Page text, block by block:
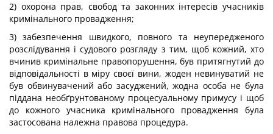
2) охорона прав, свобод та законних інтересів учасників
кримінального провадження;
3) забезпечення швидкого, повного та неупередженого
розслідування і судового розгляду з тим, щоб кожний, хто
вчинив кримінальне правопорушення, був притягнутий до
відповідальності в міру своєї вини, жоден невинуватий не
був обвинувачений або засуджений, жодна особа не була
піддана необґрунтованому процесуальному примусу і щоб
до кожного учасника кримінального провадження була
застосована належна правова процедура.